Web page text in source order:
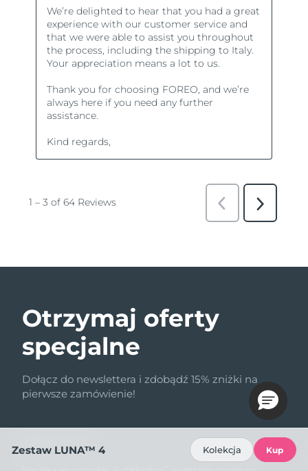
Otrzymaj oferty
specjalne
Dołącz do newslettera i zdobądź 15% zniżki na
pierwsze zamówienie!
Zestaw LUNA™ 4 Kolekcja Kup